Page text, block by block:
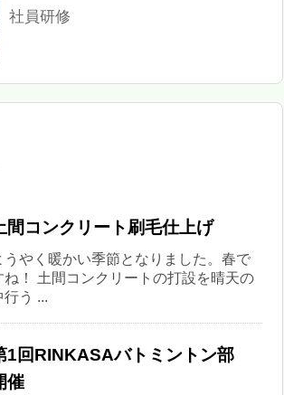
社員研修
間コンクリート刷毛仕上げ
うやく暖かい季節となりました。春で
ね！ 土間コンクリートの打設を晴天の
行う ...
1回RINKASAバトミントン部
催